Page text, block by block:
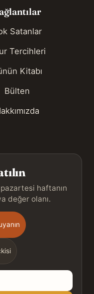
Satanlar
Tercihleri
Kitabı
Bülten
haftanın
değer olanı.